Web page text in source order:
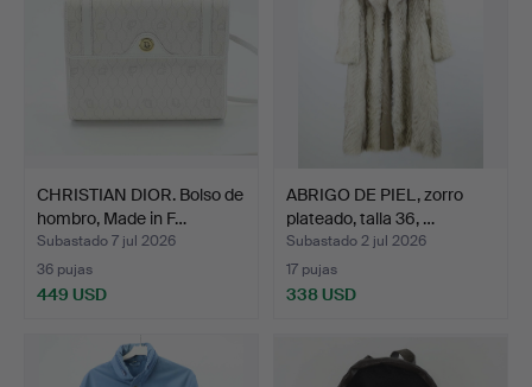
CHRISTIAN DIOR. Bolso de
hombro, Made in F…
Subastado 7 jul 2026
36 pujas
449 USD
ABRIGO DE PIEL, zorro
plateado, talla 36, …
Subastado 2 jul 2026
17 pujas
338 USD